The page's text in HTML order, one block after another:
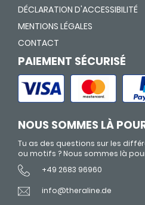
DÉCLARATION D'ACCESSIBILITÉ
MENTIONS LÉGALES
CONTACT
PAIEMENT SÉCURISÉ
NOUS SOMMES LÀ
Tu as des questions sur les
ou motifs ? Nous sommes là
+49 2683 96960
info@theraline.de